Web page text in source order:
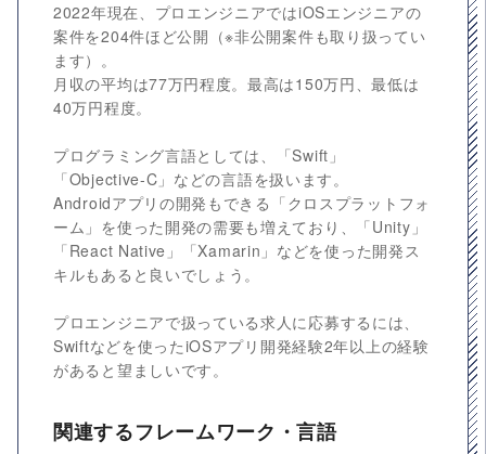
2022年現在、プロエンジニアではiOSエンジニアの
案件を204件ほど公開（※非公開案件も取り扱ってい
ます）。
月収の平均は77万円程度。最高は150万円、最低は
40万円程度。
プログラミング言語としては、「Swift」
「Objective-C」などの言語を扱います。
Androidアプリの開発もできる「クロスプラットフォ
ーム」を使った開発の需要も増えており、「Unity」
「React Native」「Xamarin」などを使った開発ス
キルもあると良いでしょう。
プロエンジニアで扱っている求人に応募するには、
Swiftなどを使ったiOSアプリ開発経験2年以上の経験
があると望ましいです。
関連するフレームワーク・言語